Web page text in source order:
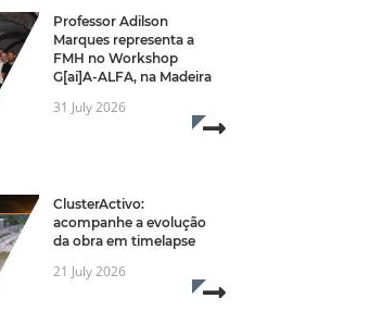
Professor Adilson
Marques representa a
FMH no Workshop
G[ai]A-ALFA, na Madeira
31 July 2026
Read more...
ClusterActivo:
acompanhe a evolução
da obra em timelapse
21 July 2026
Read more...